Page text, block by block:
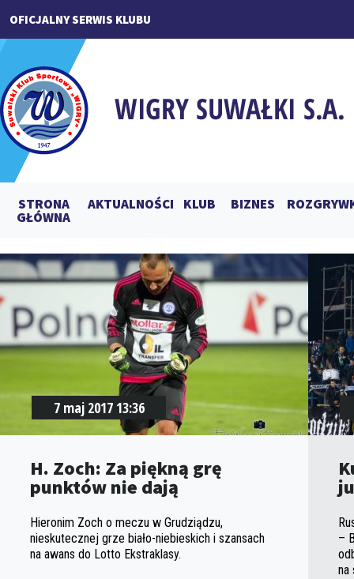
OFICJALNY SERWIS KLUBU
STRONA
GŁÓWNA
AKTUALNOŚCI KLUB BIZNES
7 maj 2017 13:36
H. Zoch: Za piękną grę
punktów nie dają
Hieronim Zoch o meczu w Grudziądzu,
nieskutecznej grze biało-niebieskich i szansach
na awans do Lotto Ekstraklasy.
–
na